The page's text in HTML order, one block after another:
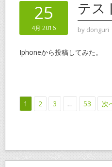
25
4月 2016
テス
by donguri
Iphoneから投稿してみた。
1 2 3 … 53 次